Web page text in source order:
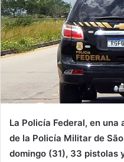
La Policía Federal, en
de la Policía Militar de
domingo (31), 33 pistolas